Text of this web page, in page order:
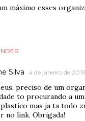
máximo esses
Silva 4 de janeiro de
preciso de um
to procurando a
mas ja ta todo
no link. Obrigada!